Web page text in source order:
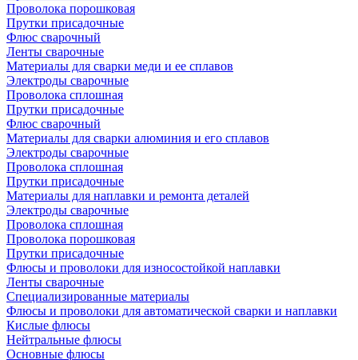
Проволока порошковая
Прутки присадочные
Флюс сварочный
Ленты сварочные
Материалы для сварки меди и ее сплавов
Электроды сварочные
Проволока сплошная
Прутки присадочные
Флюс сварочный
Материалы для сварки алюминия и его сплавов
Электроды сварочные
Проволока сплошная
Прутки присадочные
Материалы для наплавки и ремонта деталей
Электроды сварочные
Проволока сплошная
Проволока порошковая
Прутки присадочные
Флюсы и проволоки для износостойкой наплавки
Ленты сварочные
Специализированные материалы
Флюсы и проволоки для автоматической сварки и наплавки
Кислые флюсы
Нейтральные флюсы
Основные флюсы